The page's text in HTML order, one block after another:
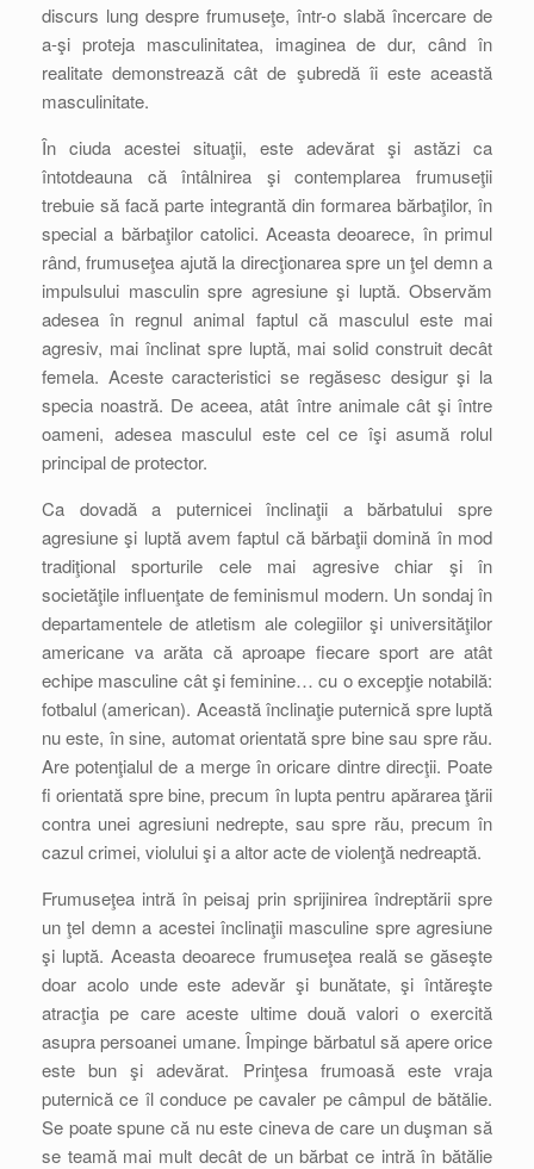
discurs lung despre frumuseţe, într-o slabă încercare de
a-şi proteja masculinitatea, imaginea de dur, când în
realitate demonstrează cât de şubredă îi este această
masculinitate.
În ciuda acestei situaţii, este adevărat şi astăzi ca
întotdeauna că întâlnirea şi contemplarea frumuseţii
trebuie să facă parte integrantă din formarea bărbaţilor, în
special a bărbaţilor catolici. Aceasta deoarece, în primul
rând, frumuseţea ajută la direcţionarea spre un ţel demn a
impulsului masculin spre agresiune şi luptă. Observăm
adesea în regnul animal faptul că masculul este mai
agresiv, mai înclinat spre luptă, mai solid construit decât
femela. Aceste caracteristici se regăsesc desigur şi la
specia noastră. De aceea, atât între animale cât şi între
oameni, adesea masculul este cel ce îşi asumă rolul
principal de protector.
Ca dovadă a puternicei înclinaţii a bărbatului spre
agresiune şi luptă avem faptul că bărbaţii domină în mod
tradiţional sporturile cele mai agresive chiar şi în
societăţile influenţate de feminismul modern. Un sondaj în
departamentele de atletism ale colegiilor şi universităţilor
americane va arăta că aproape fiecare sport are atât
echipe masculine cât şi feminine… cu o excepţie notabilă:
fotbalul (american). Această înclinaţie puternică spre luptă
nu este, în sine, automat orientată spre bine sau spre rău.
Are potenţialul de a merge în oricare dintre direcţii. Poate
fi orientată spre bine, precum în lupta pentru apărarea ţării
contra unei agresiuni nedrepte, sau spre rău, precum în
cazul crimei, violului şi a altor acte de violenţă nedreaptă.
Frumuseţea intră în peisaj prin sprijinirea îndreptării spre
un ţel demn a acestei înclinaţii masculine spre agresiune
şi luptă. Aceasta deoarece frumuseţea reală se găseşte
doar acolo unde este adevăr şi bunătate, şi întăreşte
atracţia pe care aceste ultime două valori o exercită
asupra persoanei umane. Împinge bărbatul să apere orice
este bun şi adevărat. Prinţesa frumoasă este vraja
puternică ce îl conduce pe cavaler pe câmpul de bătălie.
Se poate spune că nu este cineva de care un duşman să
se teamă mai mult decât de un bărbat ce intră în bătălie